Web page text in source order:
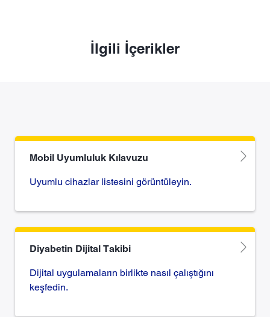
İlgili İçerikler
Mobil Uyumluluk Kılavuzu
Uyumlu cihazlar listesini görüntüleyin.
Diyabetin Dijital Takibi
Dijital uygulamaların birlikte nasıl çalıştığını
keşfedin.